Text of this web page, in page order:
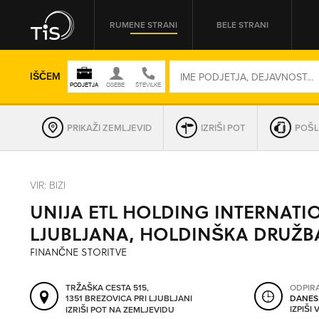
RUMENE STRANI BELE STRANI
IŠČEM
REGIJA
OMREŽNA ŠT.
PRIKAŽI ZEMLJEVID IZRIŠI POT
VIR: BIZI
UNIJA ETL HOLDING
LJUBLJANA, HOLDINŠKA
FINANČNE STORITVE
TRŽAŠKA CESTA 515,
1351 BREZOVICA PRI LJUBLJANI
IZRIŠI POT NA ZEMLJEVIDU
IZPIŠI